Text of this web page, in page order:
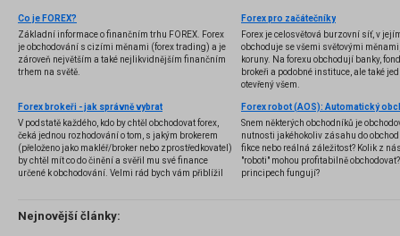
Co je FOREX?
Základní informace o finančním trhu FOREX. Forex
je obchodování s cizími měnami (forex trading) a je
zároveň největším a také nejlikvidnějším finančním
trhem na světě.
Forex pro začátečníky
Forex je celosvětová burzovní síť, v
obchoduje se všemi světovými
koruny. Na forexu obchodují banky,
brokeři a podobné instituce, ale také
otevřený všem.
Forex brokeři - jak správně vybrat
V podstatě každého, kdo by chtěl obchodovat forex,
čeká jednou rozhodování o tom, s jakým brokerem
(přeloženo jako makléř/broker nebo zprostředkovatel)
by chtěl mít co do činění a svěřil mu své finance
určené k obchodování. Velmi rád bych vám přiblížil
několik příkladů nejznámějších z nich.
Snem některých obchodníků je
nutnosti jakéhokoliv zásahu do
fikce nebo reálná záležitost? Kolik z
"roboti" mohou profitabilně
principech fungují?
Nejnovější články: